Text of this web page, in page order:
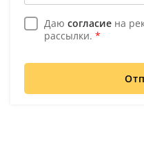
Даю согласие на
рассылки. *